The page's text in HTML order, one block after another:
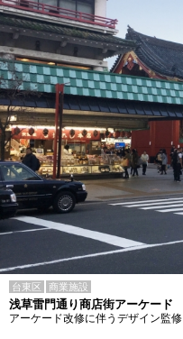
台東区 商業施設
浅草雷門通り商店街アーケード
アーケード改修に伴うデザイン監修